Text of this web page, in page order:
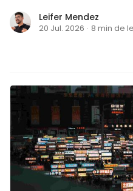
Leifer Mendez
20 Jul. 2026 · 8 min de